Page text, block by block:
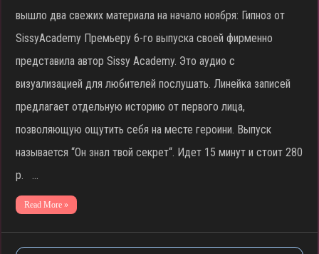
вышло два свежих материала на начало ноября: Гипноз от
SissyAcademy Премьеру 6-го выпуска своей фирменно
представила автор Sissy Academy. Это аудио с
визуализацией для любителей послушать. Линейка записей
предлагает отдельную историю от первого лица,
позволяющую ощутить себя на месте героини. Выпуск
называется “Он знал твой секрет“. Идет 15 минут и стоит 280
р. …
Read More »